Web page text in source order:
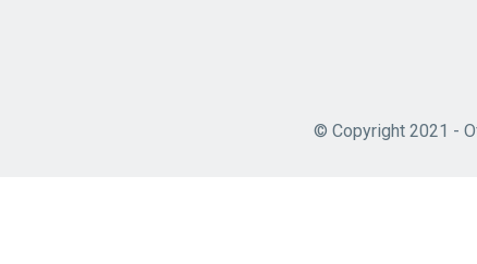
© Copyright 2021 -